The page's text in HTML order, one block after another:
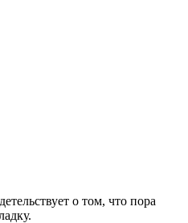
о том, что пора